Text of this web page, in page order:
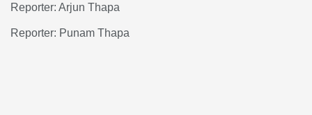
Reporter: Arjun Thapa
Reporter: Punam Thapa